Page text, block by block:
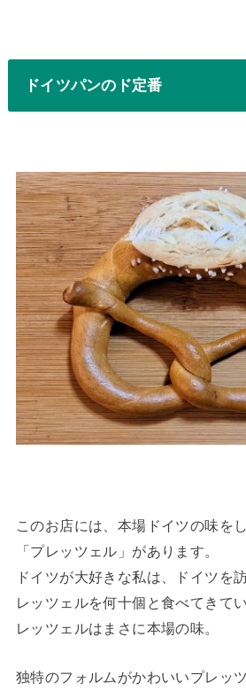
ドイツパンのド定番
このお店には、本場ドイツの味を
「プレッツェル」があります。
ドイツが大好きな私は、ドイツを
レッツェルを何十個と食べてきて
レッツェルはまさに本場の味。
独特のフォルムがかわいいプレッ